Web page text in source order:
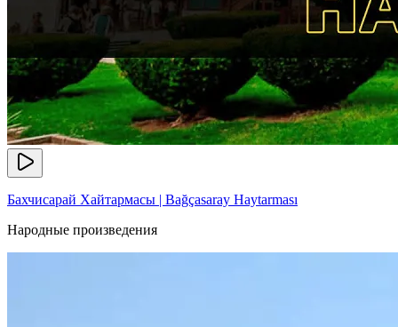
Бахчисарай Хайтармасы | Bağçasaray Haytarması
Народные произведения